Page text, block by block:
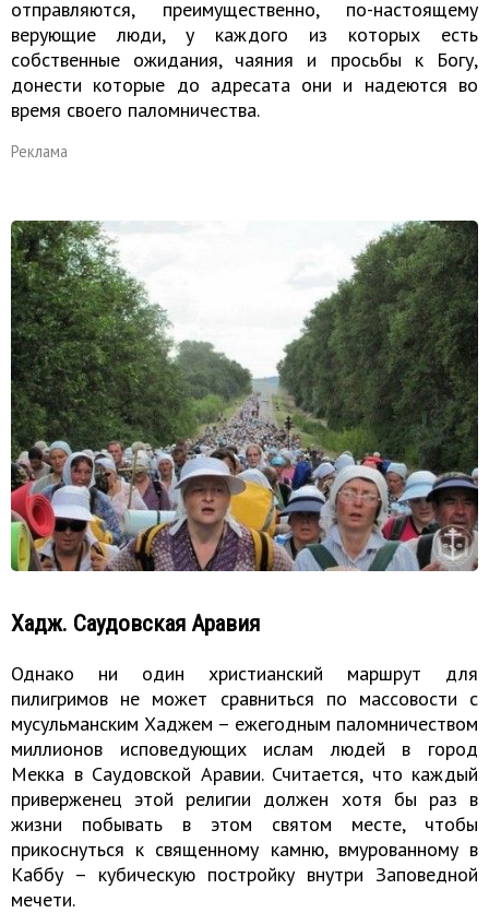
отправляются, преимущественно, по-настоящему
верующие люди, у каждого из которых есть
собственные ожидания, чаяния и просьбы к Богу,
донести которые до адресата они и надеются во
время своего паломничества.
Реклама
Хадж. Саудовская Аравия
Однако ни один христианский маршрут для
пилигримов не может сравниться по массовости с
мусульманским Хаджем – ежегодным паломничеством
миллионов исповедующих ислам людей в город
Мекка в Саудовской Аравии. Считается, что каждый
приверженец этой религии должен хотя бы раз в
жизни побывать в этом святом месте, чтобы
прикоснуться к священному камню, вмурованному в
Каббу – кубическую постройку внутри Заповедной
мечети.